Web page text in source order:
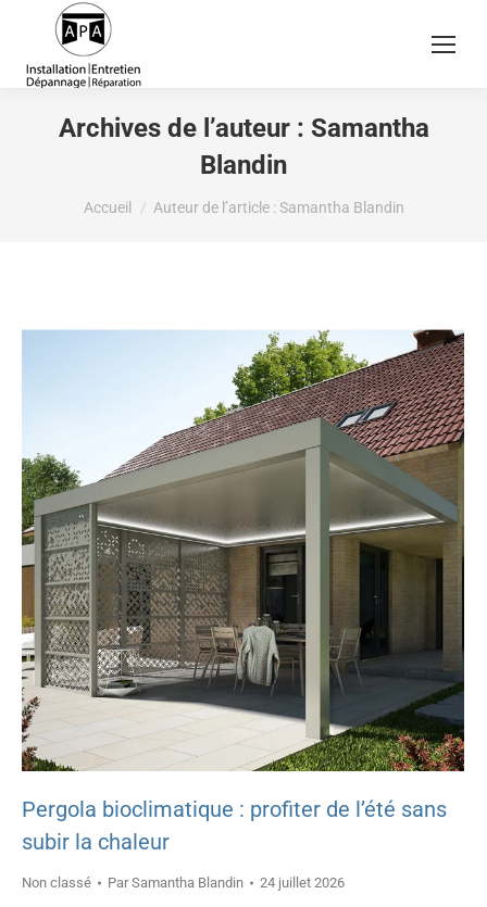
Archives de l’auteur : Samantha
Blandin
Vous êtes ici :
Accueil Auteur de l’article : Samantha Blandin
Pergola bioclimatique : profiter de l’été sans
subir la chaleur
Non classé ParSamantha Blandin 24 juillet 2026